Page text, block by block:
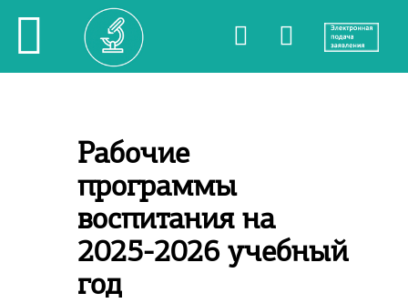
Рабочие
программы
воспитания на
2025-2026 учебный
год